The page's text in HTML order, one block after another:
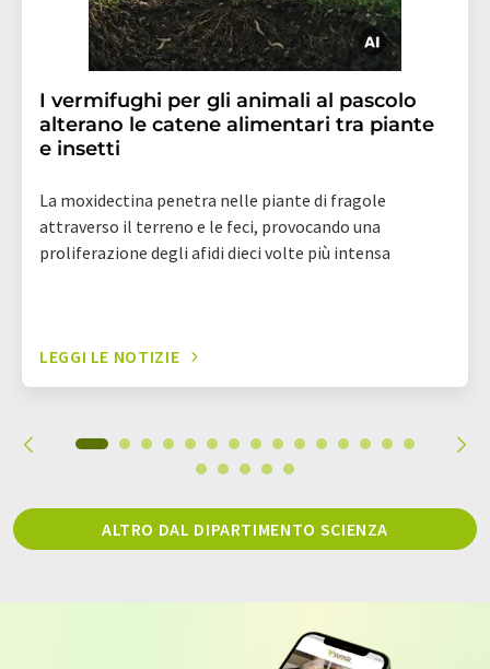
I vermifughi per gli animali al pascolo
alterano le catene alimentari tra piante
e insetti
La moxidectina penetra nelle piante di fragole
attraverso il terreno e le feci, provocando una
proliferazione degli afidi dieci volte più intensa
LEGGI LE NOTIZIE
ALTRO DAL DIPARTIMENTO SCIENZA